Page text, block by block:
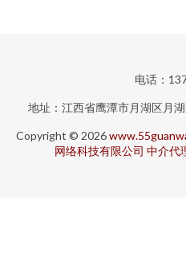
电话：
地址：江西省鹰潭市月湖区月
Copyright © 2026
网络科技有限公司 中介代